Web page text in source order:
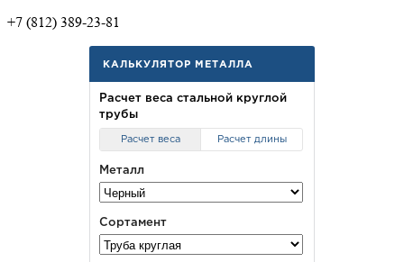
+7 (812) 389-23-81